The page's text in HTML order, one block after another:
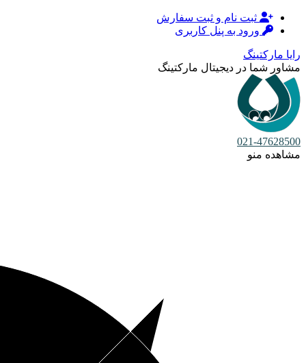
ثبت نام و ثبت سفارش
ورود به پنل کاربری
رایا مارکتینگ
مشاور شما در دیجیتال مارکتینگ
021-47628500
مشاهده منو